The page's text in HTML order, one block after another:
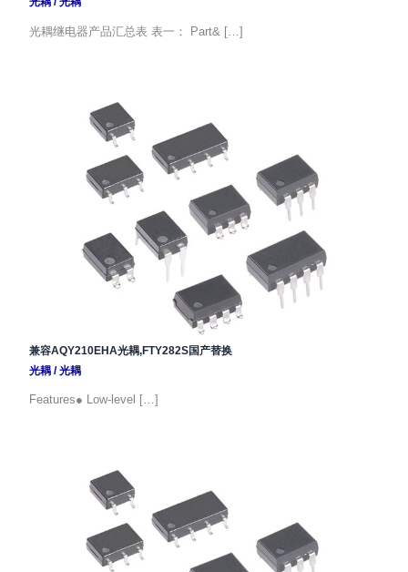
光耦继电器产品汇总表 表一： Part& […]
兼容AQY210EHA光耦,FTY282S国产替换
光耦/光耦
Features● Low-level […]